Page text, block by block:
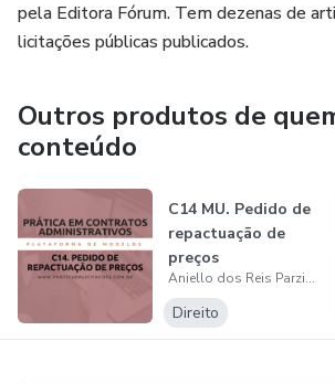
pela Editora Fórum. Tem dezenas de
licitações públicas publicados.
Outros produtos de
conteúdo
C14 MU. Pedido de
repactuação de
preços
Aniello dos Reis Parziale
Direito